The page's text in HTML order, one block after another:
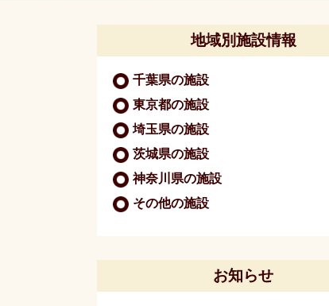
地域別施設情報
千葉県の施設
東京都の施設
埼玉県の施設
茨城県の施設
神奈川県の施設
その他の施設
お知らせ